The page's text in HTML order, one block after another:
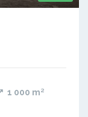
1 000 m²